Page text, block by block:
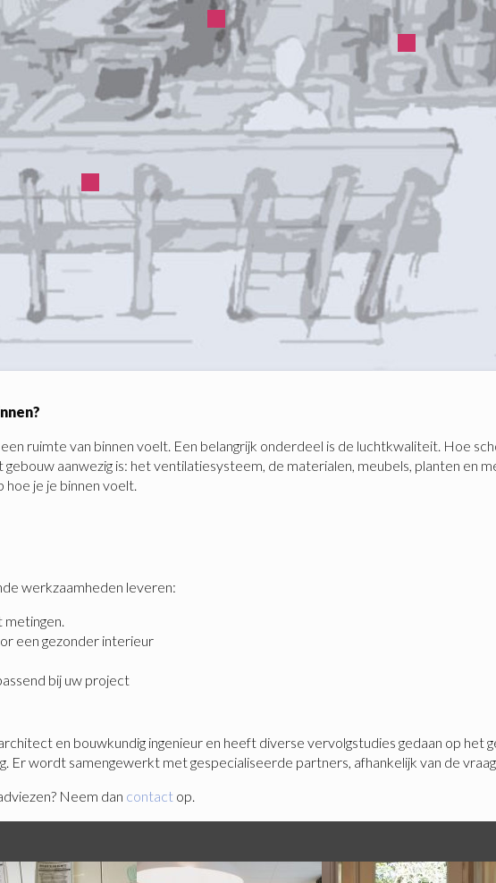
ruimte van binnen voelt. Een belangrijk onderdeel is de luchtkwaliteit. Hoe
gebouw aanwezig is: het ventilatiesysteem, de materialen, meubels, planten en
je je binnen voelt.
werkzaamheden leveren:
een gezonder interieur
bij uw project
en bouwkundig ingenieur en heeft diverse vervolgstudies gedaan op het
Er wordt samengewerkt met gespecialiseerde partners, afhankelijk van de vraag.
Neem dan contact op.